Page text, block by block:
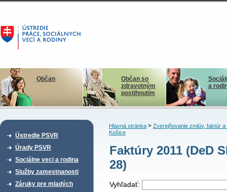
Občan
Občan so
zdravotným
postihnutím
a
Ústredie PSVR
Úrady PSVR
Sociálne veci a rodina
Služby zamestnanosti
Záruky pre mladých
Hlavná stránka> Zverejňovanie zmlúv, faktúr a
Košice
Faktúry 2011 (DeD
28)
Vyhľadať: